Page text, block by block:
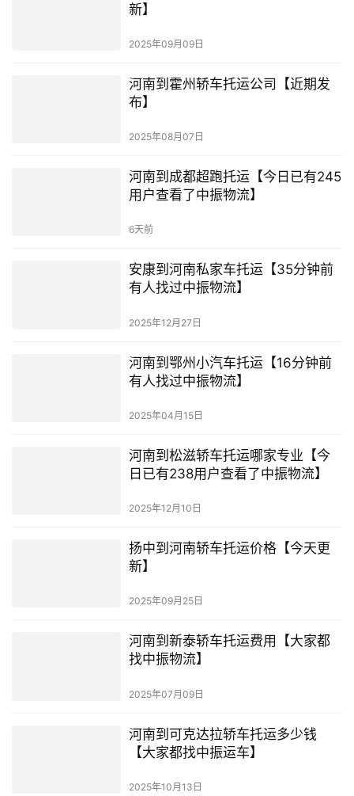
新】
2025年09月09日
河南到霍州轿车托运公司【近期发
布】
2025年08月07日
河南到成都超跑托运【今日已有245
用户查看了中振物流】
6天前
安康到河南私家车托运【35分钟前
有人找过中振物流】
2025年12月27日
河南到鄂州小汽车托运【16分钟前
有人找过中振物流】
2025年04月15日
河南到松滋轿车托运哪家专业【今
日已有238用户查看了中振物流】
2025年12月10日
扬中到河南轿车托运价格【今天更
新】
2025年09月25日
河南到新泰轿车托运费用【大家都
找中振物流】
2025年07月09日
河南到可克达拉轿车托运多少钱
【大家都找中振运车】
2025年10月13日